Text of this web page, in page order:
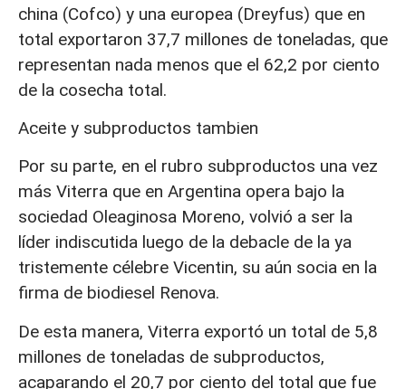
china (Cofco) y una europea (Dreyfus) que en
total exportaron 37,7 millones de toneladas, que
representan nada menos que el 62,2 por ciento
de la cosecha total.
Aceite y subproductos tambien
Por su parte, en el rubro subproductos una vez
más Viterra que en Argentina opera bajo la
sociedad Oleaginosa Moreno, volvió a ser la
líder indiscutida luego de la debacle de la ya
tristemente célebre Vicentin, su aún socia en la
firma de biodiesel Renova.
De esta manera, Viterra exportó un total de 5,8
millones de toneladas de subproductos,
acaparando el 20,7 por ciento del total que fue